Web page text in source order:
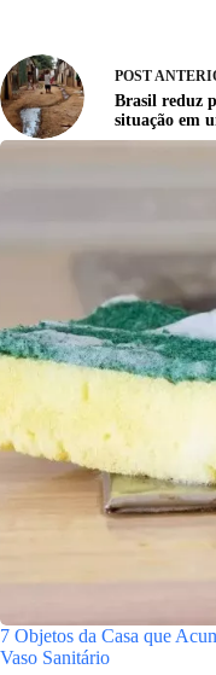
POST
Brasil reduz
situação em
7 Objetos da Casa que
Vaso Sanitário